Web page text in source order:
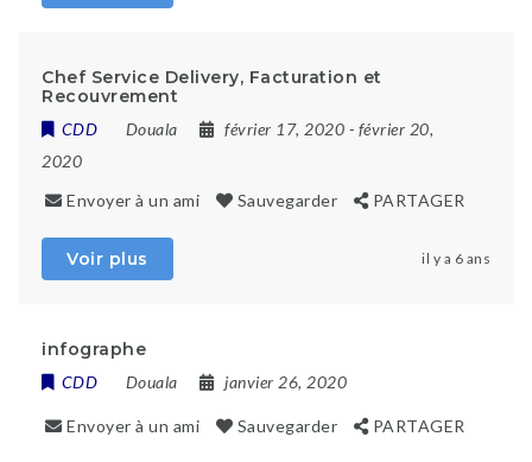
Chef Service Delivery, Facturation et
Recouvrement
CDD Douala février 17, 2020 - février 20,
2020
Envoyer à un ami
Sauvegarder PARTAGER
Voir plus il y a 6 ans
infographe
CDD Douala janvier 26, 2020
Envoyer à un ami Sauvegarder PARTAGER